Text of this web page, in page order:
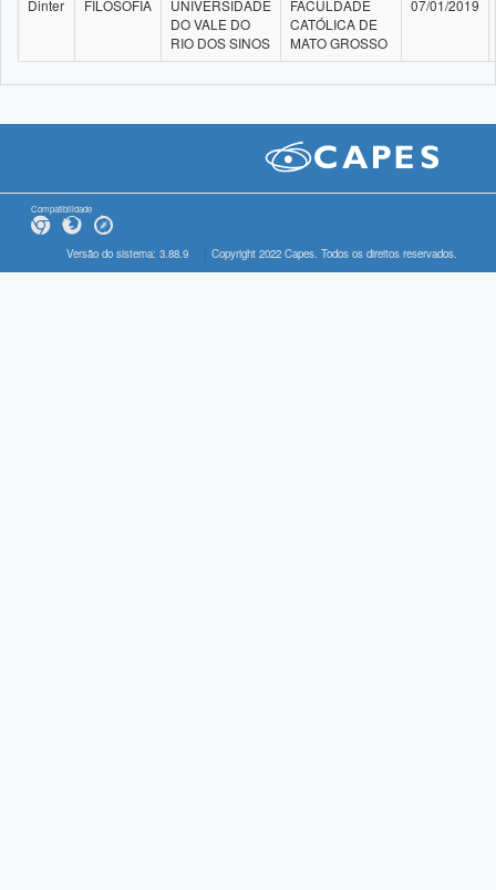
Dinter FILOSOFIA
UNIVERSIDADE
DO VALE DO
RIO DOS SINOS
FACULDADE
CATÓLICA DE
MATO GROSSO
07/01/2019
Compatibilidade
Versão do sistema: 3.88.9 Copyright 2022 Capes. Todos os direitos reservados.